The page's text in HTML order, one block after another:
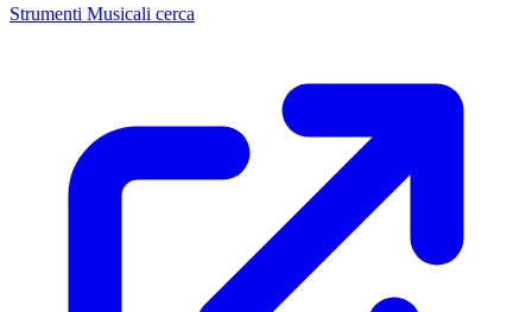
Strumenti Musicali cerca